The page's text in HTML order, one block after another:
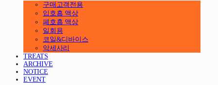
구매고객전용
입호흡 액상
폐호흡 액상
일회용
코일&디바이스
악세사리
TREATS
ARCHIVE
NOTICE
EVENT